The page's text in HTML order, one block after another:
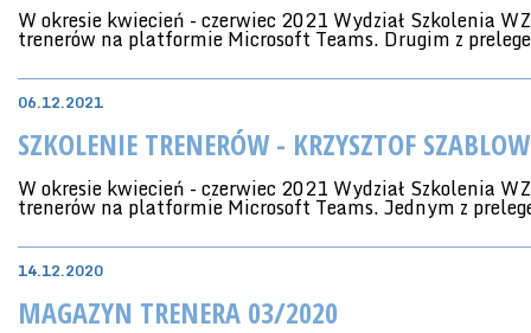
W okresie kwiecień - czerwiec 2021 Wydział Szkolenia
trenerów na platformie Microsoft Teams. Drugim z
06.12.2021
SZKOLENIE TRENERÓW - KRZYSZTOF
W okresie kwiecień - czerwiec 2021 Wydział Szkolenia
trenerów na platformie Microsoft Teams. Jednym z
14.12.2020
MAGAZYN TRENERA 03/2020